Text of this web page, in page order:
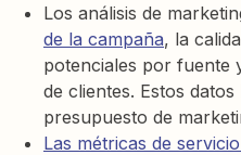
Los análisis de
de la campaña, la
potenciales por fuente
de clientes. Estos
presupuesto de
Las métricas de